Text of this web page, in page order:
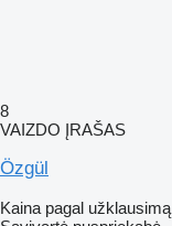
8
VAIZDO ĮRAŠAS
Özgül
Kaina pagal užklausimą